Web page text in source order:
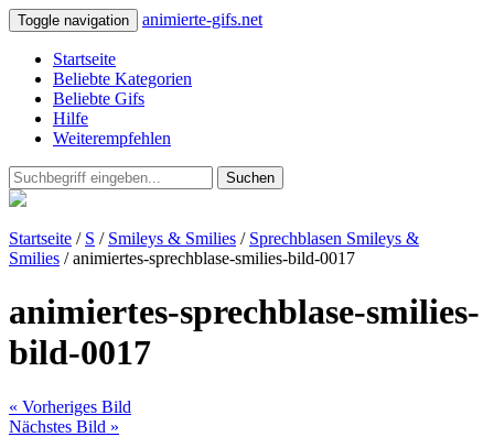
Toggle navigation animierte-gifs.net
Startseite
Beliebte Kategorien
Beliebte Gifs
Hilfe
Weiterempfehlen
Suchen
Startseite / S / Smileys & Smilies / Sprechblasen Smileys &
Smilies / animiertes-sprechblase-smilies-bild-0017
animiertes-sprechblase-smilies-
bild-0017
« Vorheriges Bild
Nächstes Bild »